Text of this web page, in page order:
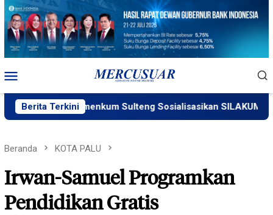
Loncat
konten
Mobile
Berita Terkini
Kemenkum Sulteng Sosialisasikan SILAKUM
Beranda KOTA PALU
Irwan-Samuel Programkan
Pendidikan Gratis